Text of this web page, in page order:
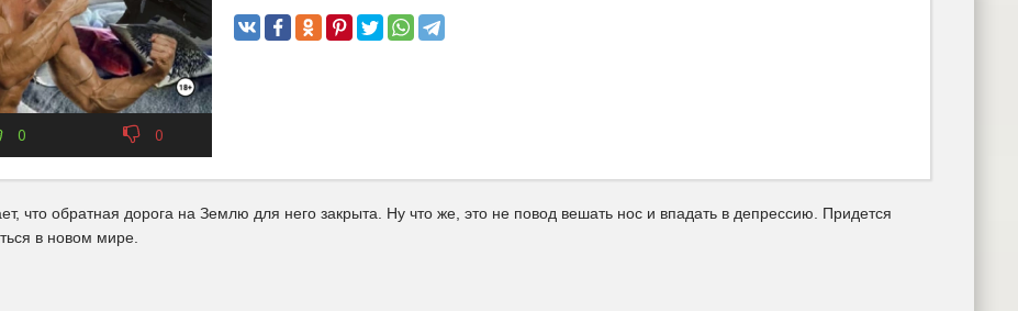
0 0
что обратная дорога на Землю для него закрыта. Ну что же, это не повод вешать нос и впадать в депрессию. Придется
в новом мире.